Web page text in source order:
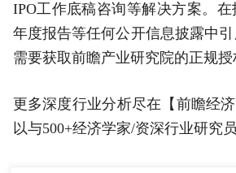
IPO工作底稿咨询等解决方案。在
年度报告等任何公开信息披露中引
需要获取前瞻产业研究院的正规授
更多深度行业分析尽在【前瞻经
以与500+经济学家/资深行业研究